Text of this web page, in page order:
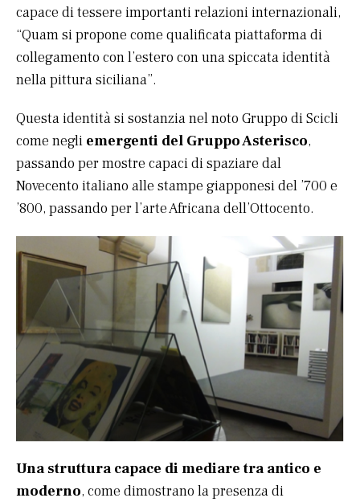
capace di tessere importanti relazioni internazionali,
“Quam si propone come qualificata piattaforma di
collegamento con l’estero con una spiccata identità
nella pittura siciliana”.
Questa identità si sostanzia nel noto Gruppo di Scicli
come negli emergenti del Gruppo Asterisco,
passando per mostre capaci di spaziare dal
Novecento italiano alle stampe giapponesi del ’700 e
’800, passando per l’arte Africana dell’Ottocento.
Una struttura capace di mediare tra antico e
moderno, come dimostrano la presenza di